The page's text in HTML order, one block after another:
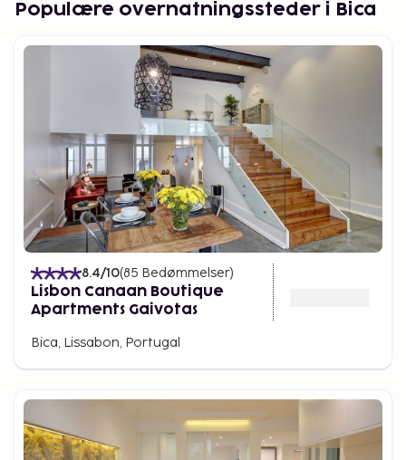
Populære overnatningssteder i Bica
8.4/10(85 Bedømmelser)
Lisbon Canaan Boutique
Apartments Gaivotas
Bica, Lissabon, Portugal